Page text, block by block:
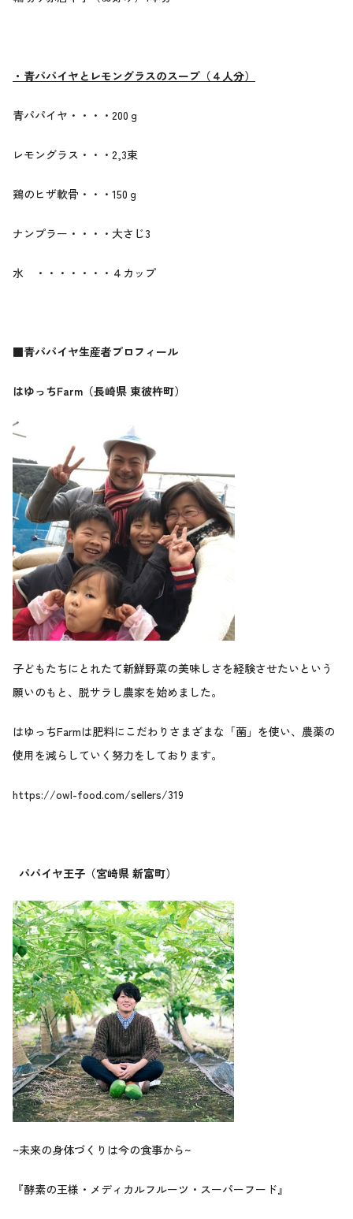
・青パパイヤとレモングラスのスープ（４人分）
青パパイヤ・・・・200ｇ
レモングラス・・・2,3束
鶏のヒザ軟骨・・・150ｇ
ナンプラー・・・・大さじ3
水 ・・・・・・・４カップ
■青パパイヤ生産者プロフィール
はゆっちFarm（長崎県 東彼杵町）
子どもたちにとれたて新鮮野菜の美味しさを経験させたいという
願いのもと、脱サラし農家を始めました。
はゆっちFarmは肥料にこだわりさまざまな「菌」を使い、農薬の
使用を減らしていく努力をしております。
https://owl-food.com/sellers/319
パパイヤ王子（宮崎県 新富町）
~未来の身体づくりは今の食事から~
『酵素の王様・メディカルフルーツ・スーパーフード』